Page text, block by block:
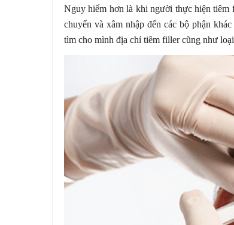
Nguy hiểm hơn là khi người thực hiện tiêm
chuyển và xâm nhập đến các bộ phận
tìm cho mình địa chỉ tiêm filler cũng như